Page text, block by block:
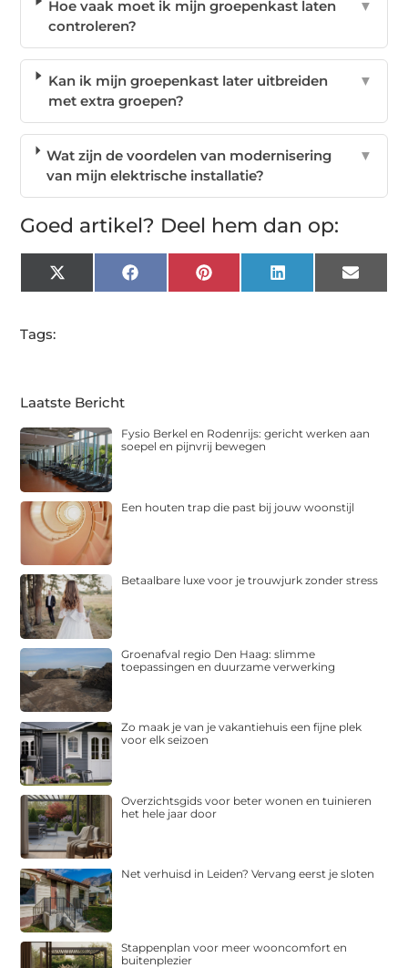
Hoe vaak moet ik mijn groepenkast laten
controleren?
▼
Kan ik mijn groepenkast later uitbreiden
met extra groepen?
▼
Wat zijn de voordelen van modernisering
van mijn elektrische installatie?
▼
Goed artikel? Deel hem dan op:
X
(Twitter)
FacebookPinterest LinkedIn Email
Tags:
Laatste Bericht
Fysio Berkel en Rodenrijs: gericht werken aan
soepel en pijnvrij bewegen
Een houten trap die past bij jouw woonstijl
Betaalbare luxe voor je trouwjurk zonder stress
Groenafval regio Den Haag: slimme
toepassingen en duurzame verwerking
Zo maak je van je vakantiehuis een fijne plek
voor elk seizoen
Overzichtsgids voor beter wonen en tuinieren
het hele jaar door
Net verhuisd in Leiden? Vervang eerst je sloten
Stappenplan voor meer wooncomfort en
buitenplezier